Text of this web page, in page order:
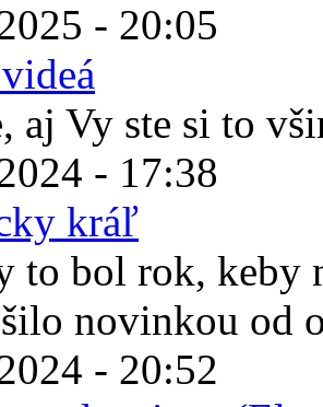
- 20:05
aj Vy ste si to
- 17:38
kráľ
to bol rok, keby
novinkou od
- 20:52